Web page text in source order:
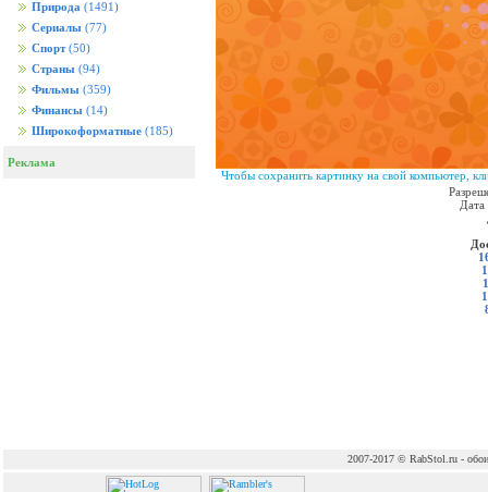
Природа (1491)
Сериалы (77)
Спорт (50)
Страны (94)
Фильмы (359)
Финансы (14)
Широкоформатные (185)
Реклама
Чтобы сохранить картинку на свой компьютер,
Дата
2007-2017 © RabStol.ru - обои